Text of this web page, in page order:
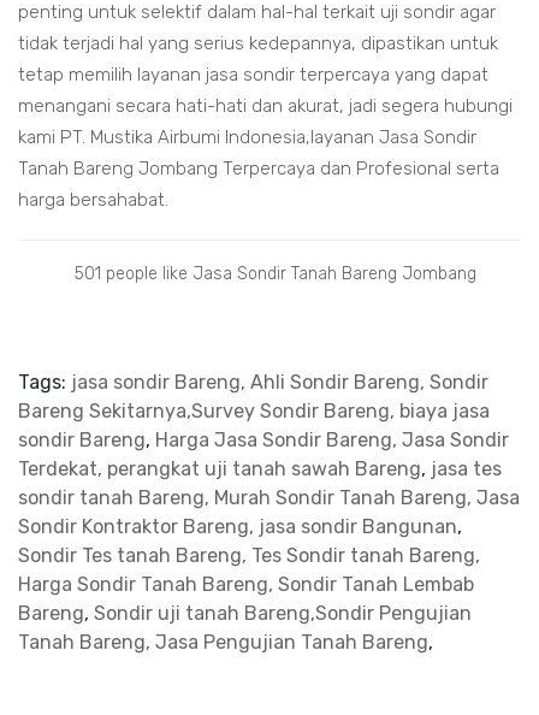
penting untuk selektif dalam hal-hal terkait uji sondir agar
tidak terjadi hal yang serius kedepannya, dipastikan untuk
tetap memilih layanan jasa sondir terpercaya yang dapat
menangani secara hati-hati dan akurat, jadi segera hubungi
kami PT. Mustika Airbumi Indonesia,layanan Jasa Sondir
Tanah Bareng Jombang Terpercaya dan Profesional serta
harga bersahabat.
501 people like Jasa Sondir Tanah Bareng Jombang
Tags: jasa sondir Bareng, Ahli Sondir Bareng, Sondir
Bareng Sekitarnya,Survey Sondir Bareng, biaya jasa
sondir Bareng, Harga Jasa Sondir Bareng, Jasa Sondir
Terdekat, perangkat uji tanah sawah Bareng, jasa tes
sondir tanah Bareng, Murah Sondir Tanah Bareng, Jasa
Sondir Kontraktor Bareng, jasa sondir Bangunan,
Sondir Tes tanah Bareng, Tes Sondir tanah Bareng,
Harga Sondir Tanah Bareng, Sondir Tanah Lembab
Bareng, Sondir uji tanah Bareng,Sondir Pengujian
Tanah Bareng, Jasa Pengujian Tanah Bareng,